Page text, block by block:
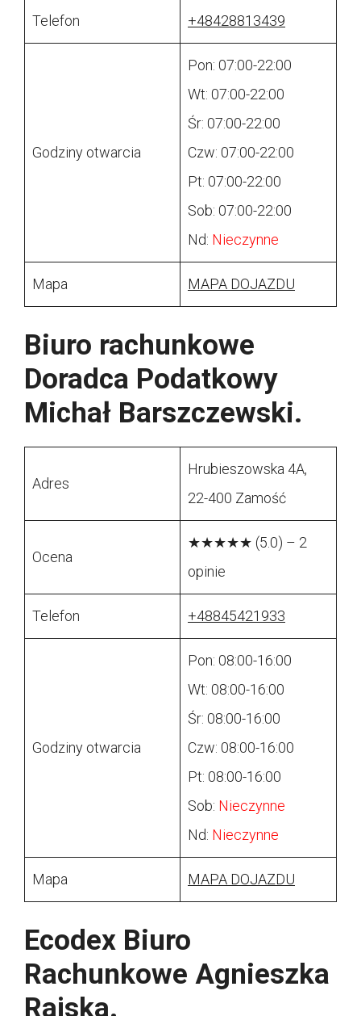
Telefon +48428813439
Godziny otwarcia
Pon: 07:00-22:00
Wt: 07:00-22:00
Śr: 07:00-22:00
Czw: 07:00-22:00
Pt: 07:00-22:00
Sob: 07:00-22:00
Nd: Nieczynne
Mapa MAPA DOJAZDU
Biuro rachunkowe
Doradca Podatkowy
Michał Barszczewski.
Adres
Hrubieszowska 4A,
22-400 Zamość
Ocena
★★★★★ (5.0) – 2
opinie
Telefon +48845421933
Godziny otwarcia
Pon: 08:00-16:00
Wt: 08:00-16:00
Śr: 08:00-16:00
Czw: 08:00-16:00
Pt: 08:00-16:00
Sob: Nieczynne
Nd: Nieczynne
Mapa MAPA DOJAZDU
Ecodex Biuro
Rachunkowe Agnieszka
Rajska.